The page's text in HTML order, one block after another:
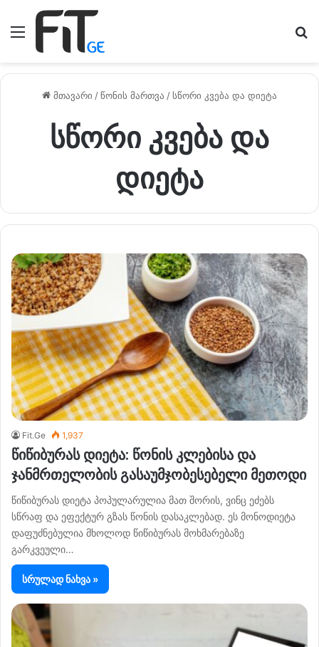
მენიუ
მთავარი /წონის მართვა /სწორი კვება და დიეტა
სწორი კვება და
დიეტა
Fit.Ge 1,937
წიწიბურას დიეტა: წონის კლებისა და
ჯანმრთელობის გასაუმჯობესებელი მეთოდი
წიწიბურას დიეტა პოპულარულია მათ შორის, ვინც ეძებს
სწრაფ და ეფექტურ გზას წონის დასაკლებად. ეს მონოდიეტა
დაფუძნებულია მხოლოდ წიწიბურას მოხმარებაზე
გარკვეული…
სრულად ნახვა »